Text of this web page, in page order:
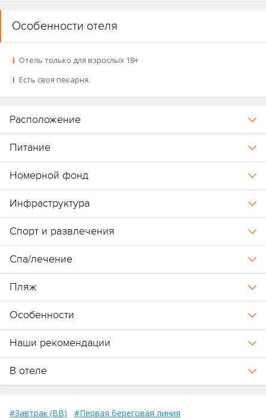
Особенности отеля
Отель только для взрослых 18+
Есть своя пекарня.
Расположение
Питание
Номерной фонд
Инфраструктура
Спорт и развлечения
Спа/лечение
Пляж
Особенности
Наши рекомендации
В отеле
#Завтрак (BB)
#Первая береговая линия